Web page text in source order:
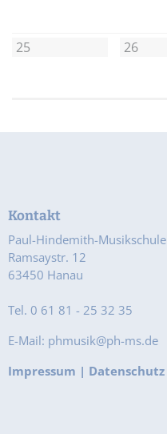
25 26
Kontakt
Paul-Hindemith-Musikschule
Ramsaystr. 12
63450 Hanau
Tel. 0 61 81 - 25 32 35
E-Mail: phmusik@ph-ms.de
Impressum | Datenschutz